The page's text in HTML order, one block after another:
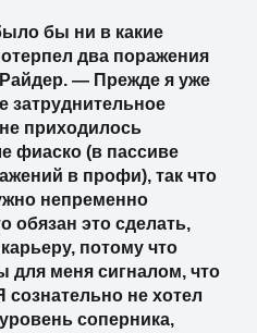
бы ни в какие
два поражения
— Прежде я уже
затруднительное
приходилось
фиаско (в пассиве
в профи), так что
непременно
обязан это сделать,
потому что
для меня сигналом, что
сознательно не хотел
соперника,